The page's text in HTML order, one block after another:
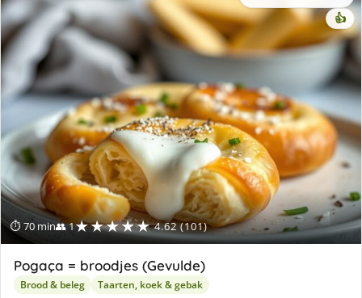
⏱ 70 min👥 1★★★★★ 4.62 (101)
👍
Pogaça = broodjes (Gevulde)
Brood & beleg Taarten, koek & gebak